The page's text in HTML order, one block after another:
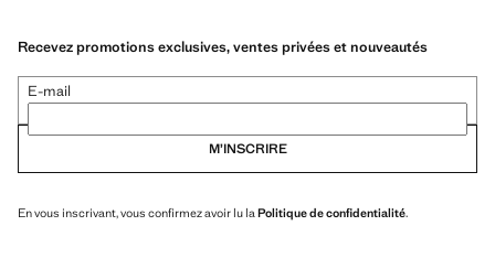
Recevez promotions exclusives, ventes privées et nouveautés
E-mail
M’INSCRIRE
En vous inscrivant, vous confirmez avoir lu la Politique de confidentialité.